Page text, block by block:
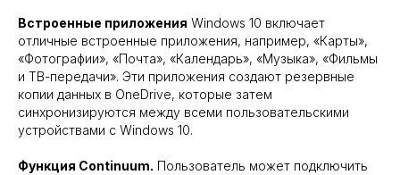
Встроенные приложения Windows 10 включает
отличные встроенные приложения, например, «Карты»,
«Фотографии», «Почта», «Календарь», «Музыка», «Фильмы
и ТВ-передачи». Эти приложения создают резервные
копии данных в OneDrive, которые затем
синхронизируются между всеми пользовательскими
устройствами с Windows 10.
Функция Continuum. Пользователь может подключить